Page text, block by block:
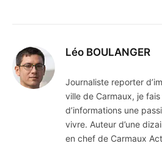
Léo BOULANGER
Journaliste reporter
ville de Carmaux, je
d’informations une
vivre. Auteur d’une
en chef de Carmaux